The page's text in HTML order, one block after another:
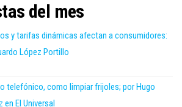
del mes
y tarifas dinámicas afectan a consumidores:
López Portillo
telefónico, como limpiar frijoles; por Hugo
en El Universal